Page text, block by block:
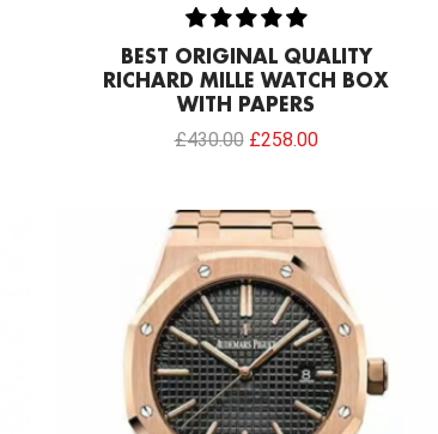
BEST ORIGINAL QUALITY
RICHARD MILLE WATCH BOX
WITH PAPERS
£430.00 £258.00